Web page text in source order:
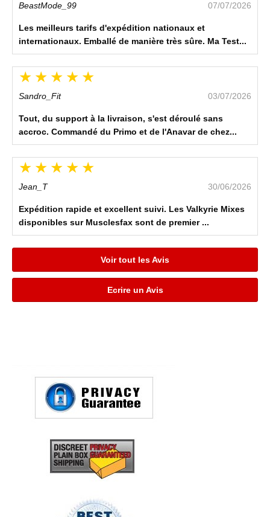
BeastMode_99 07/07/2026
Les meilleurs tarifs d'expédition nationaux et
internationaux. Emballé de manière très sûre. Ma Test...
Sandro_Fit 03/07/2026
Tout, du support à la livraison, s'est déroulé sans
accroc. Commandé du Primo et de l'Anavar de chez...
Jean_T 30/06/2026
Expédition rapide et excellent suivi. Les Valkyrie Mixes
disponibles sur Musclesfax sont de premier ...
Voir tout les Avis
Ecrire un Avis